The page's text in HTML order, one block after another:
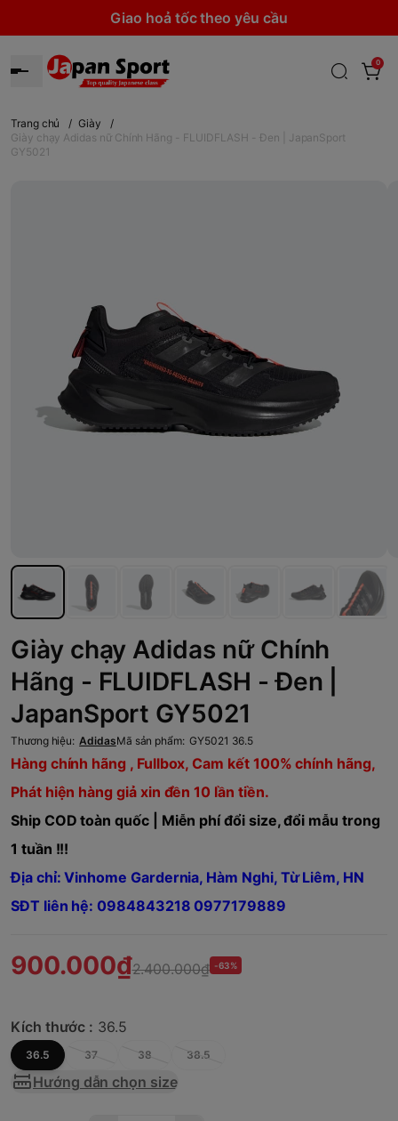
Giao hoả tốc theo yêu cầu
0
Trang chủ / Giày
/
Giày chạy Adidas nữ Chính Hãng - FLUIDFLASH - Đen | JapanSport
GY5021
Giày chạy Adidas nữ Chính
Hãng - FLUIDFLASH - Đen |
JapanSport GY5021
Thương hiệu: AdidasMã sản phẩm: GY5021 36.5
Hàng chính hãng , Fullbox, Cam kết 100% chính hãng,
Phát hiện hàng giả xin đền 10 lần tiền.
Ship COD toàn quốc | Miễn phí đổi size, đổi mẫu trong
1 tuần !!!
Địa chỉ: Vinhome Gardernia, Hàm Nghi, Từ Liêm, HN
SĐT liên hệ: 0984843218 0977179889
900.000₫2.400.000₫ -63%
Kích thước : 36.5
36.5 37 38 38.5
Hướng dẫn chọn size